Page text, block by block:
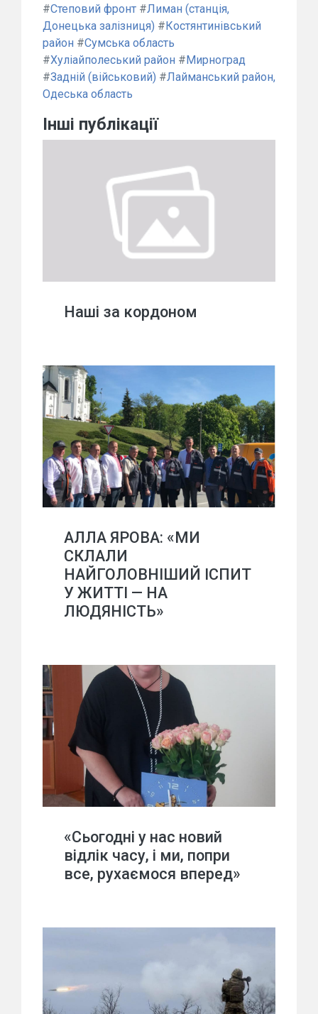
#Степовий фронт #Лиман (станція,
Донецька залізниця) # Костянтинівський
район #Сумська область
#Хуліайполеський район # Мирноград
#Задній (військовий) #Лайманський район,
Одеська область
Інші публікації
Наші за кордоном
АЛЛА ЯРОВА: «МИ
СКЛАЛИ
НАЙГОЛОВНІШИЙ ІСПИТ
У ЖИТТІ — НА
ЛЮДЯНІСТЬ»
«Сьогодні у нас новий
відлік часу, і ми, попри
все, рухаємося вперед»